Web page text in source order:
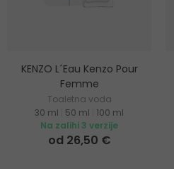
KENZO L´Eau Kenzo Pour
Femme
Toaletna voda
30 ml
50 ml
100 ml
Na zalihi 3 verzije
od 26,50 €